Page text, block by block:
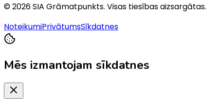
©2026SIA Grāmatpunkts. Visas tiesības aizsargātas.
NoteikumiPrivātumsSīkdatnes
Mēs izmantojam sīkdatnes